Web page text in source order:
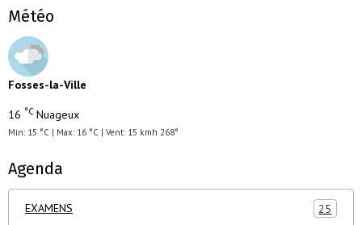
Météo
Fosses-la-Ville
16 °C Nuageux
Min: 15 °C | Max: 16 °C | Vent: 15 kmh 268°
Agenda
EXAMENS 25